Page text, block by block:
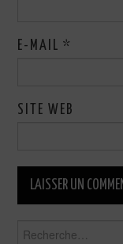
E-MAIL*
SITE WEB